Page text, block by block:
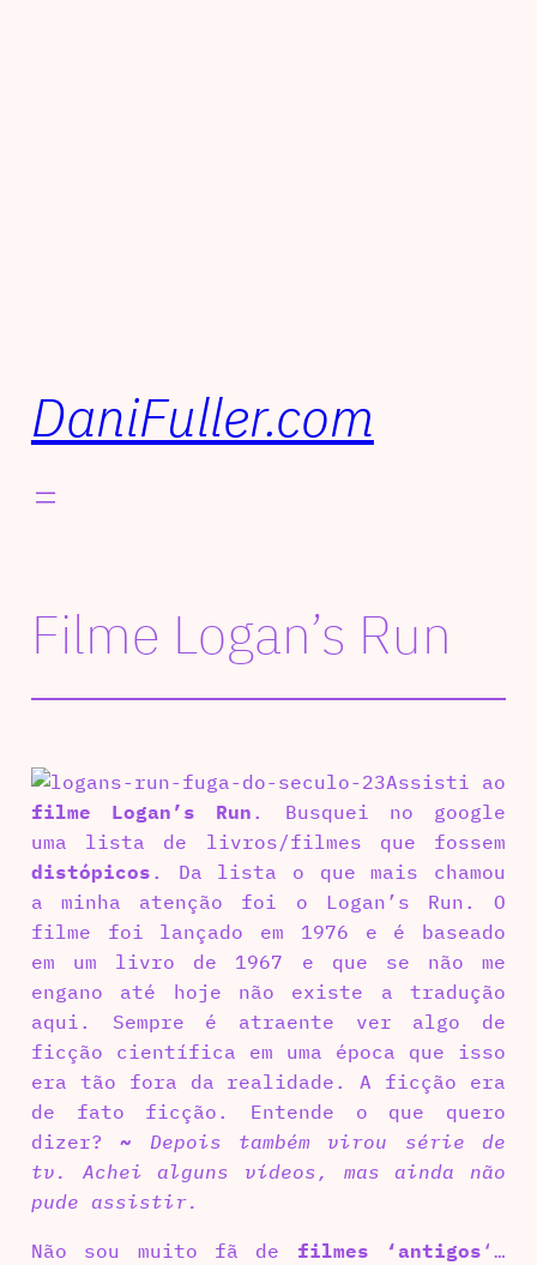
DaniFuller.com
Filme Logan’s Run
Assisti ao
filme Logan’s Run . Busquei no google
uma lista de livros/filmes que fossem
distópicos . Da lista o que mais chamou
a minha atenção foi o Logan’s Run. O
filme foi lançado em 1976 e é baseado
em um livro de 1967 e que se não me
engano até hoje não existe a tradução
aqui. Sempre é atraente ver algo de
ficção científica em uma época que isso
era tão fora da realidade. A ficção era
de fato ficção. Entende o que quero
dizer?~
Depois também virou série de
tv. Achei alguns vídeos, mas ainda não
pude assistir.
Não sou muito fã de filmes ‘antigos ‘…